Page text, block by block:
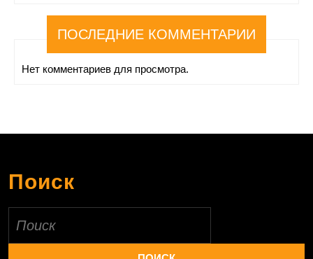
ПОСЛЕДНИЕ КОММЕНТАРИИ
Нет комментариев для просмотра.
Поиск